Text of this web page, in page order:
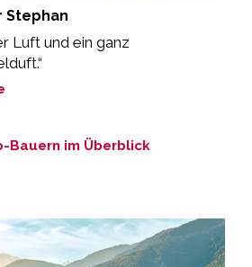
Stephan
Luft und ein ganz
Bauern im Überblick